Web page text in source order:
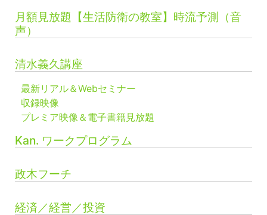
月額見放題【生活防衛の教室】時流予測（音
声）
清水義久講座
最新リアル＆Webセミナー
収録映像
プレミア映像＆電子書籍見放題
Kan. ワークプログラム
政木フーチ
経済／経営／投資